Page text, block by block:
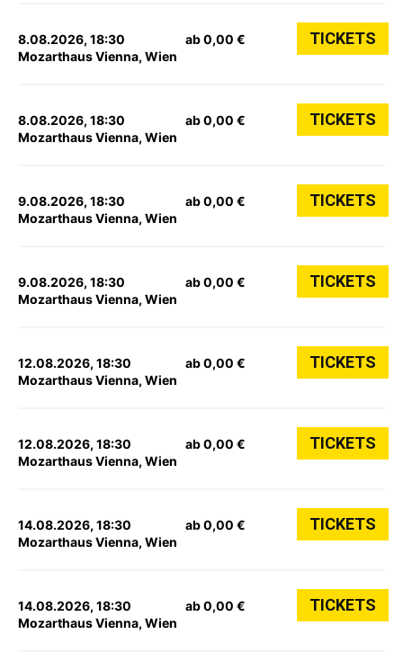
8.08.2026, 18:30
Mozarthaus Vienna, Wien
ab 0,00 € TICKETS
8.08.2026, 18:30
Mozarthaus Vienna, Wien
ab 0,00 € TICKETS
9.08.2026, 18:30
Mozarthaus Vienna, Wien
ab 0,00 € TICKETS
9.08.2026, 18:30
Mozarthaus Vienna, Wien
ab 0,00 € TICKETS
12.08.2026, 18:30
Mozarthaus Vienna, Wien
ab 0,00 € TICKETS
12.08.2026, 18:30
Mozarthaus Vienna, Wien
ab 0,00 € TICKETS
14.08.2026, 18:30
Mozarthaus Vienna, Wien
ab 0,00 € TICKETS
14.08.2026, 18:30
Mozarthaus Vienna, Wien
ab 0,00 € TICKETS